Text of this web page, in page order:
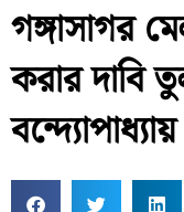
গঙ্গাসাগর
করার দাবি
বন্দ্যোপাধ্যায়